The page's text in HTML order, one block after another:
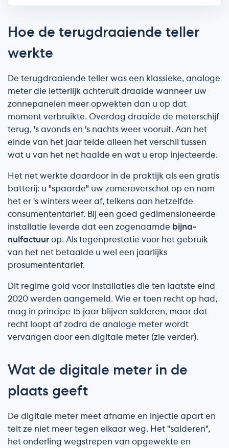
Hoe de terugdraaiende teller
werkte
De terugdraaiende teller was een klassieke, analoge
meter die letterlijk achteruit draaide wanneer uw
zonnepanelen meer opwekten dan u op dat
moment verbruikte. Overdag draaide de meterschijf
terug, 's avonds en 's nachts weer vooruit. Aan het
einde van het jaar telde alleen het verschil tussen
wat u van het net haalde en wat u erop injecteerde.
Het net werkte daardoor in de praktijk als een gratis
batterij: u "spaarde" uw zomeroverschot op en nam
het er 's winters weer af, telkens aan hetzelfde
consumententarief. Bij een goed gedimensioneerde
installatie leverde dat een zogenaamde bijna-
nulfactuur op. Als tegenprestatie voor het gebruik
van het net betaalde u wel een jaarlijks
prosumententarief.
Dit regime gold voor installaties die ten laatste eind
2020 werden aangemeld. Wie er toen recht op had,
mag in principe 15 jaar blijven salderen, maar dat
recht loopt af zodra de analoge meter wordt
vervangen door een digitale meter (zie verder).
Wat de digitale meter in de
plaats geeft
De digitale meter meet afname en injectie apart en
telt ze niet meer tegen elkaar weg. Het "salderen",
het onderling wegstrepen van opgewekte en